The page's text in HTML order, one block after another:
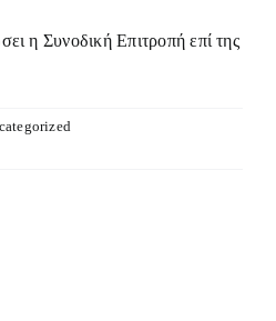
η Συνοδική Επιτροπή επί της